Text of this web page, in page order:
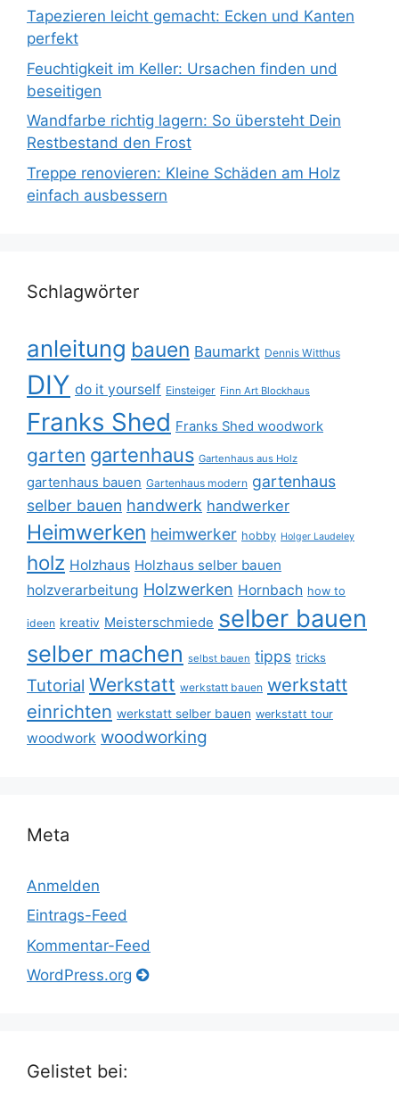
Tapezieren leicht gemacht: Ecken und Kanten
perfekt
Feuchtigkeit im Keller: Ursachen finden und
beseitigen
Wandfarbe richtig lagern: So übersteht Dein
Restbestand den Frost
Treppe renovieren: Kleine Schäden am Holz
einfach ausbessern
Schlagwörter
anleitung bauen Baumarkt Dennis Witthus
DIY do it yourself Einsteiger Finn Art Blockhaus
Franks Shed Franks Shed woodwork
garten gartenhaus Gartenhaus aus Holz
gartenhaus bauen Gartenhaus modern gartenhaus
selber bauen handwerk handwerker
Heimwerken heimwerker hobby Holger Laudeley
holz Holzhaus Holzhaus selber bauen
holzverarbeitung Holzwerken Hornbach how to
ideen kreativ Meisterschmiede selber bauen
selber machen selbst bauen tipps tricks
Tutorial Werkstatt werkstatt bauen werkstatt
einrichten werkstatt selber bauen werkstatt tour
woodwork woodworking
Meta
Anmelden
Eintrags-Feed
Kommentar-Feed
WordPress.org
Gelistet bei: